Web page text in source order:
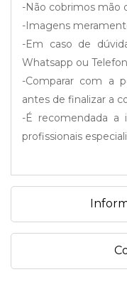
-Não cobrimos mão
-Imagens
-Em caso de
Whatsapp ou
-Comparar com a
antes de finalizar a
-É recomendada a
profissionais